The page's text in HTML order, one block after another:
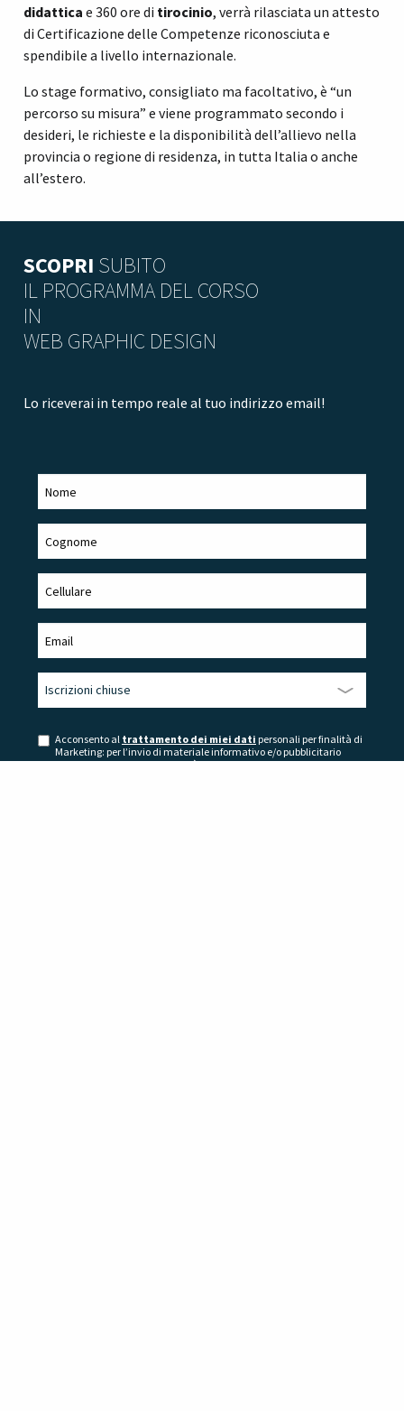
didattica e 360 ore di tirocinio, verrà rilasciata un attesto
di Certificazione delle Competenze riconosciuta e
spendibile a livello internazionale.
Lo stage formativo, consigliato ma facoltativo, è “un
percorso su misura” e viene programmato secondo i
desideri, le richieste e la disponibilità dell’allievo nella
provincia o regione di residenza, in tutta Italia o anche
all’estero.
SCOPRI SUBITO
IL PROGRAMMA DEL CORSO
IN
WEB GRAPHIC DESIGN
Lo riceverai in tempo reale al tuo indirizzo email!
Acconsento al trattamento dei miei dati personali per finalità di
Marketing: per l’invio di materiale informativo e/o pubblicitario
attraverso l’utilizzo sia di modalità tradizionali di contatto sia di